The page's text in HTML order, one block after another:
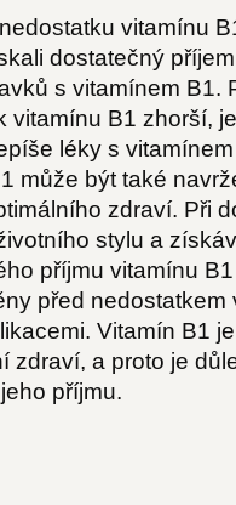
vitamínu
dostatečný
s vitamínem B1.
vitamínu B1 zhorší,
léky s
může být také
zdraví. Při
stylu a
příjmu vitamínu
před nedostatkem
Vitamín B1
zdraví, a proto je
příjmu.